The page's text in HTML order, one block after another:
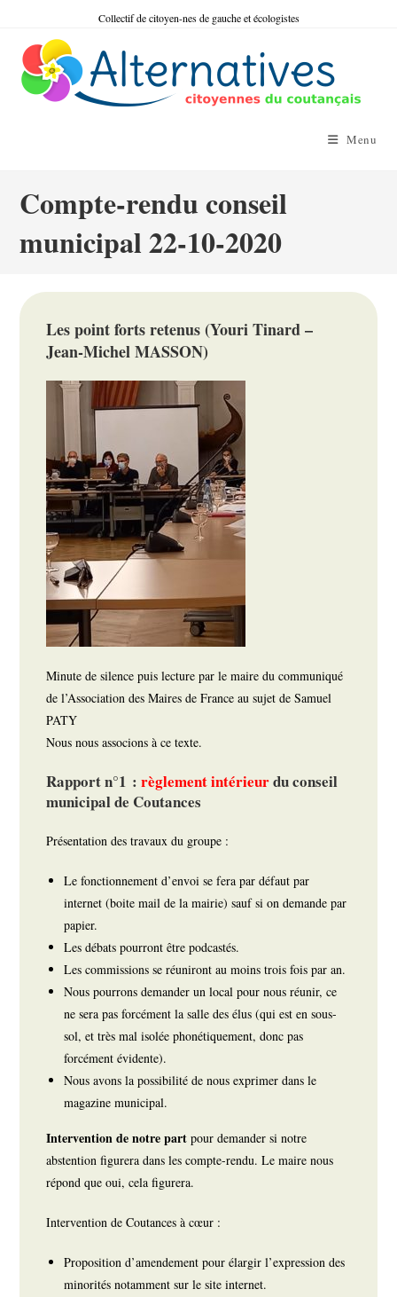
content
Collectif de citoyen-nes de gauche et écologistes
Menu
Compte-rendu conseil
municipal 22-10-2020
Les point forts retenus (Youri Tinard –
Jean-Michel MASSON)
Minute de silence puis lecture par le maire du communiqué
de l’Association des Maires de France au sujet de Samuel
PATY
Nous nous associons à ce texte.
Rapport n°1 :règlement intérieurdu conseil
municipal de Coutances
Présentation des travaux du groupe :
Le fonctionnement d’envoi se fera par défaut par
internet (boite mail de la mairie) sauf si on demande par
papier.
Les débats pourront être podcastés.
Les commissions se réuniront au moins trois fois par an.
Nous pourrons demander un local pour nous réunir, ce
ne sera pas forcément la salle des élus (qui est en sous-
sol, et très mal isolée phonétiquement, donc pas
forcément évidente).
Nous avons la possibilité de nous exprimer dans le
magazine municipal.
Intervention de notre part pour demander si notre
abstention figurera dans les compte-rendu. Le maire nous
répond que oui, cela figurera.
Intervention de Coutances à cœur :
Proposition d’amendement pour élargir l’expression des
minorités notamment sur le site internet.